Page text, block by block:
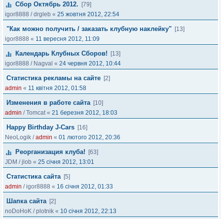
Сбор Октябрь 2012.
[79]
igor8888 /drgleb « 25 жовтня 2012, 22:54
"Как можно получить / заказать клубную наклейку" [13]
igor8888 « 11 вересня 2012, 11:09
Календарь Клубных Сборов!
[13]
igor8888 / Nagval « 24 червня 2012, 10:44
Статистика рекламы на сайте [2]
admin « 11 квітня 2012, 01:58
Изменения в работе сайта [10]
admin /Tomcat« 21 березня 2012, 18:03
Happy Birthday J-Cars [16]
NeoLogik /admin « 01 лютого 2012, 20:36
Реорганизация клуба!
[63]
JDM /jlob « 25 січня 2012, 13:01
Статистика сайта [5]
admin /igor8888 « 16 січня 2012, 01:33
Шапка сайта [2]
noDoHoK /plotnik « 10 січня 2012, 22:13